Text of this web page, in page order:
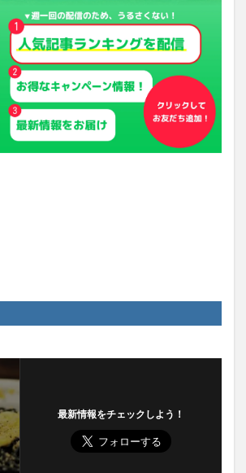
最新情報をチェックしよう！